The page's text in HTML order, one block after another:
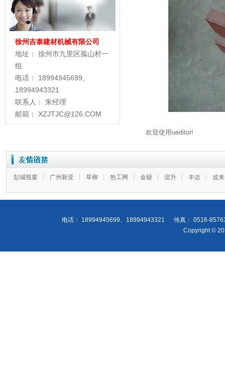
徐州吉泰建材机械有限公司
地址： 徐州市九里区孤山村一
组
电话： 18994945699、
18994943321
联系人： 朱经理
邮箱： XZJTJC@126.COM
欢迎使用ueditor!
彭城视窗 ┆ 广州新亚 ┆ 草柳 ┆ 热工网 ┆ 金硕 ┆ 谊升 ┆ 丰达 ┆ 波
电话： 18994945699、18994943321 传真： 0516-
Copyright ©